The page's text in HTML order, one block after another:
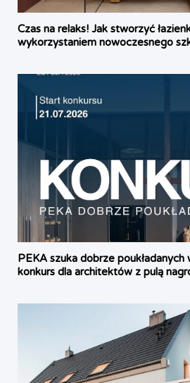
Czas na relaks! Jak stworzyć
wykorzystaniem nowoczesnego
PEKA szuka dobrze poukładanych
konkurs dla architektów z pulą